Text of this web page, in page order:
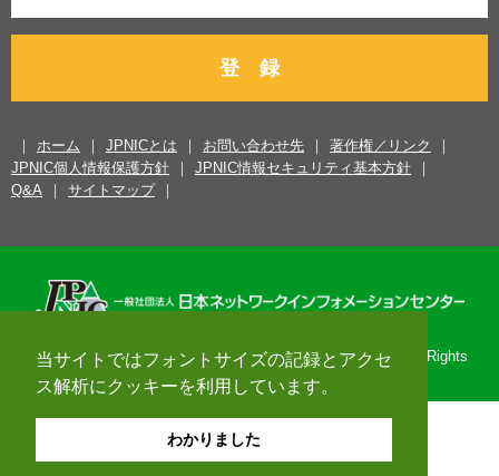
当サイトではフォントサイズの記録とアクセ
ス解析にクッキーを利用しています。
わかりました
登 録
ホーム JPNICとは お問い合わせ先
著作権／リンク
JPNIC個人情報保護方針
JPNIC情報セキュリティ基本方針
Q&A
サイトマップ
Copyright© 1996-2026 Japan Network Information Center. All Rights
Reserved.